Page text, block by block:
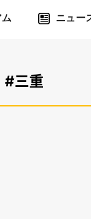
ニュー
#三重